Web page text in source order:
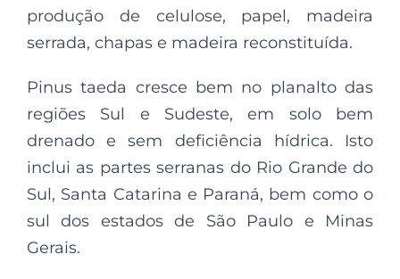
produção de celulose, papel, madeira
serrada, chapas e madeira reconstituída.
Pinus taeda cresce bem no planalto das
regiões Sul e Sudeste, em solo bem
drenado e sem deficiência hídrica. Isto
inclui as partes serranas do Rio Grande do
Sul, Santa Catarina e Paraná, bem como o
sul dos estados de São Paulo e Minas
Gerais.